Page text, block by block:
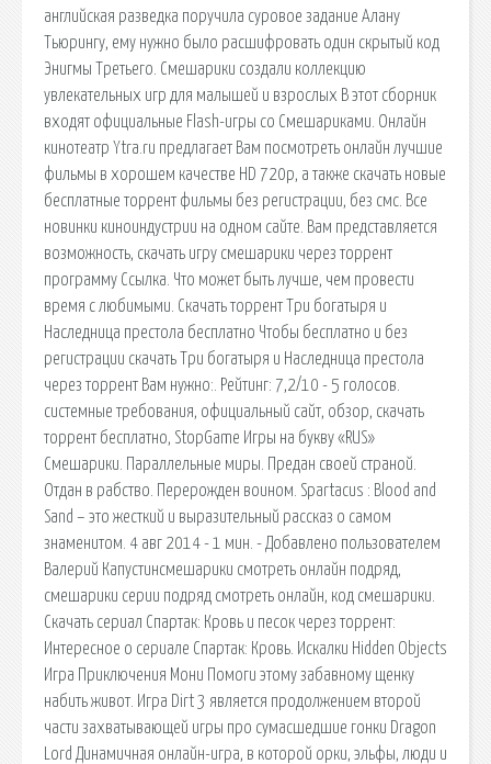
английская разведка поручила суровое задание Алану
Тьюрингу, ему нужно было расшифровать один скрытый код
Энигмы Третьего. Смешарики создали коллекцию
увлекательных игр для малышей и взрослых В этот сборник
входят официальные Flash-игры со Смешариками. Онлайн
кинотеатр Ytra.ru предлагает Вам посмотреть онлайн лучшие
фильмы в хорошем качестве HD 720p, а также скачать новые
бесплатные торрент фильмы без регистрации, без смс. Все
новинки киноиндустрии на одном сайте. Вам представляется
возможность, скачать игру смешарики через торрент
программу Ссылка. Что может быть лучше, чем провести
время с любимыми. Скачать торрент Три богатыря и
Наследница престола бесплатно Чтобы бесплатно и без
регистрации скачать Три богатыря и Наследница престола
через торрент Вам нужно:. Рейтинг: 7,2/10 - 5 голосов.
системные требования, официальный сайт, обзор, скачать
торрент бесплатно, StopGame Игры на букву «RUS»
Смешарики. Параллельные миры. Предан своей страной.
Отдан в рабство. Перерожден воином. Spartacus : Blood and
Sand – это жесткий и выразительный рассказ о самом
знаменитом. 4 авг 2014 - 1 мин. - Добавлено пользователем
Валерий Капустинсмешарики смотреть онлайн подряд,
смешарики серии подряд смотреть онлайн, код смешарики.
Скачать сериал Спартак: Кровь и песок через торрент:
Интересное о сериале Спартак: Кровь. Искалки Hidden Objects
Игра Приключения Мони Помоги этому забавному щенку
набить живот. Игра Dirt 3 является продолжением второй
части захватывающей игры про сумасшедшие гонки Dragon
Lord Динамичная онлайн-игра, в которой орки, эльфы, люди и